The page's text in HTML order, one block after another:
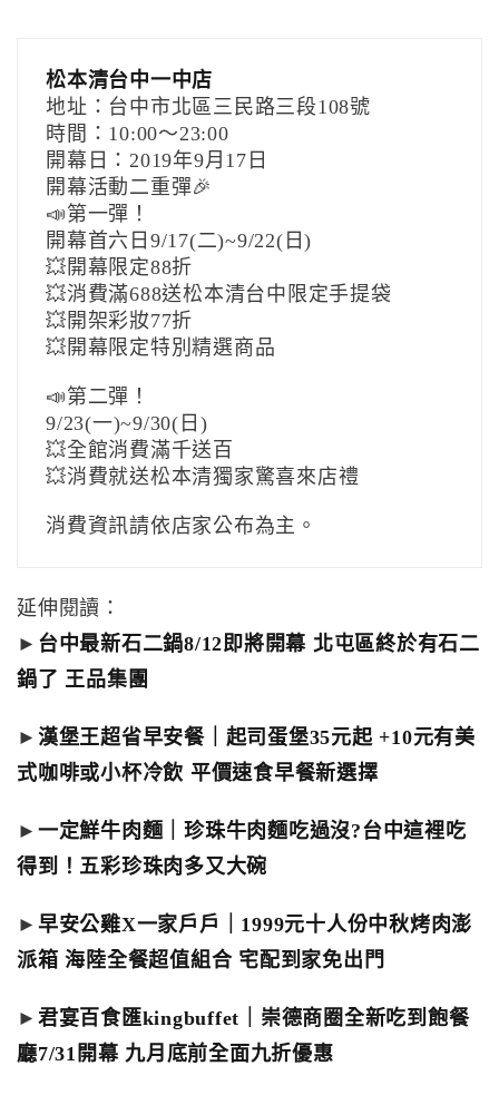
松本清台中一中店
地址：台中市北區三民路三段108號
時間：10:00〜23:00
開幕日：2019年9月17日
開幕活動二重彈🎉
📣第一彈！
開幕首六日9/17(二)~9/22(日)
💥開幕限定88折
💥消費滿688送松本清台中限定手提袋
💥開架彩妝77折
💥開幕限定特別精選商品
📣第二彈！
9/23(一)~9/30(日)
💥全館消費滿千送百
💥消費就送松本清獨家驚喜來店禮
消費資訊請依店家公布為主。
延伸閱讀：
► 台中最新石二鍋8/12即將開幕 北屯區終於有石二
鍋了 王品集團
► 漢堡王超省早安餐｜起司蛋堡35元起 +10元有美
式咖啡或小杯冷飲 平價速食早餐新選擇
► 一定鮮牛肉麵｜珍珠牛肉麵吃過沒?台中這裡吃
得到！五彩珍珠肉多又大碗
► 早安公雞X一家戶戶｜1999元十人份中秋烤肉澎
派箱 海陸全餐超值組合 宅配到家免出門
► 君宴百食匯kingbuffet｜崇德商圈全新吃到飽餐
廳7/31開幕 九月底前全面九折優惠